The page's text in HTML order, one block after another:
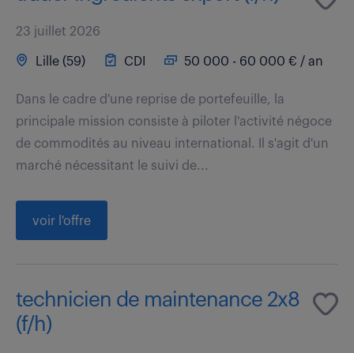
23 juillet 2026
Lille (59) CDI 50 000 - 60 000 € / an
Dans le cadre d'une reprise de portefeuille, la
principale mission consiste à piloter l'activité négoce
de commodités au niveau international. Il s'agit d'un
marché nécessitant le suivi de...
voir l'offre
technicien de maintenance 2x8
(f/h)